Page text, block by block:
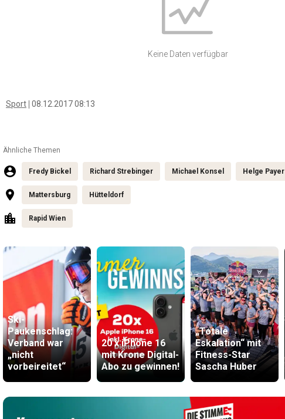
Keine Daten verfügbar
Sport 08.12.2017 08:13
Ähnliche Themen
Fredy Bickel Richard Strebinger Michael Konsel Helge Payer
Mattersburg Hütteldorf
Rapid Wien
Ski-
Paukenschlag:
Verband war
„nicht
vorbeireitet“
20 x iPhone 16
mit Krone Digital-
Abo zu gewinnen!
„Totale
Eskalation“ mit
Fitness-Star
Sascha Huber